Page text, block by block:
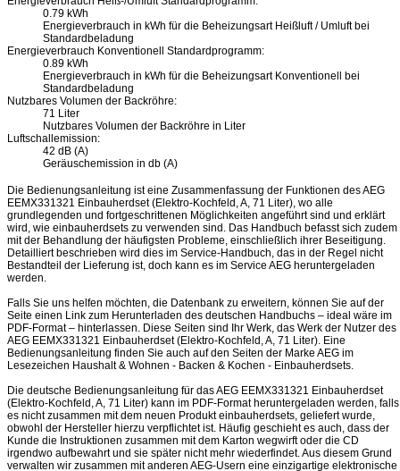
0.79 kWh
Energieverbrauch in kWh für die Beheizungsart Heißluft / Umluft bei
Standardbeladung
Energieverbrauch Konventionell Standardprogramm:
0.89 kWh
Energieverbrauch in kWh für die Beheizungsart Konventionell bei
Standardbeladung
Nutzbares Volumen der Backröhre:
71 Liter
Nutzbares Volumen der Backröhre in Liter
Luftschallemission:
42 dB (A)
Geräuschemission in db (A)
Die Bedienungsanleitung ist eine Zusammenfassung der Funktionen des AEG
EEMX331321 Einbauherdset (Elektro-Kochfeld, A, 71 Liter), wo alle
grundlegenden und fortgeschrittenen Möglichkeiten angeführt sind und erklärt
wird, wie einbauherdsets zu verwenden sind. Das Handbuch befasst sich zudem
mit der Behandlung der häufigsten Probleme, einschließlich ihrer Beseitigung.
Detailliert beschrieben wird dies im Service-Handbuch, das in der Regel nicht
Bestandteil der Lieferung ist, doch kann es im Service AEG heruntergeladen
werden.
Falls Sie uns helfen möchten, die Datenbank zu erweitern, können Sie auf der
Seite einen Link zum Herunterladen des deutschen Handbuchs – ideal wäre im
PDF-Format – hinterlassen. Diese Seiten sind Ihr Werk, das Werk der Nutzer des
AEG EEMX331321 Einbauherdset (Elektro-Kochfeld, A, 71 Liter). Eine
Bedienungsanleitung finden Sie auch auf den Seiten der Marke AEG im
Lesezeichen Haushalt & Wohnen - Backen & Kochen - Einbauherdsets.
Die deutsche Bedienungsanleitung für das AEG EEMX331321 Einbauherdset
(Elektro-Kochfeld, A, 71 Liter) kann im PDF-Format heruntergeladen werden, falls
es nicht zusammen mit dem neuen Produkt einbauherdsets, geliefert wurde,
obwohl der Hersteller hierzu verpflichtet ist. Häufig geschieht es auch, dass der
Kunde die Instruktionen zusammen mit dem Karton wegwirft oder die CD
irgendwo aufbewahrt und sie später nicht mehr wiederfindet. Aus diesem Grund
verwalten wir zusammen mit anderen AEG-Usern eine einzigartige elektronische